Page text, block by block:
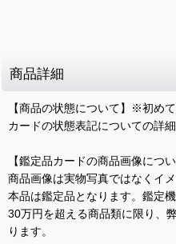
商品詳細
【商品の状態について】※初め
カードの状態表記についての詳
【鑑定品カードの商品画像につい
商品画像は実物写真ではなくイ
本品は鑑定品となります。鑑定
30万円を超える商品類に限り、
ります。